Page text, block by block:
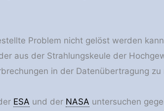
Problem nicht gelöst werden
aus der Strahlungskeule der
in der Datenübertragung zu
ESA und der NASA untersuchen